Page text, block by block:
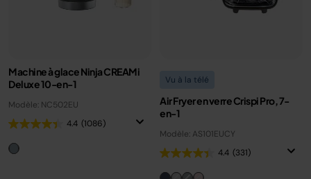
Machine à glace Ninja CREAMi
Deluxe 10-en-1
Modèle: NC502EU
4.4 (1086)
Vu à la télé
Air Fryer en verre Crispi Pro, 7-
en-1
Modèle: AS101EUCY
4.4 (331)